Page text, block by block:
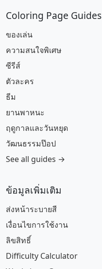
Coloring Page Guides
ของเล่น
ความสนใจพิเศษ
ซีรีส์
ตัวละคร
ธีม
ยานพาหนะ
ฤดูกาลและวันหยุด
วัฒนธรรมป๊อป
See all guides →
ข้อมูลเพิ่มเติม
ส่งหน้าระบายสี
เงื่อนไขการใช้งาน
ลิขสิทธิ์
Difficulty Calculator